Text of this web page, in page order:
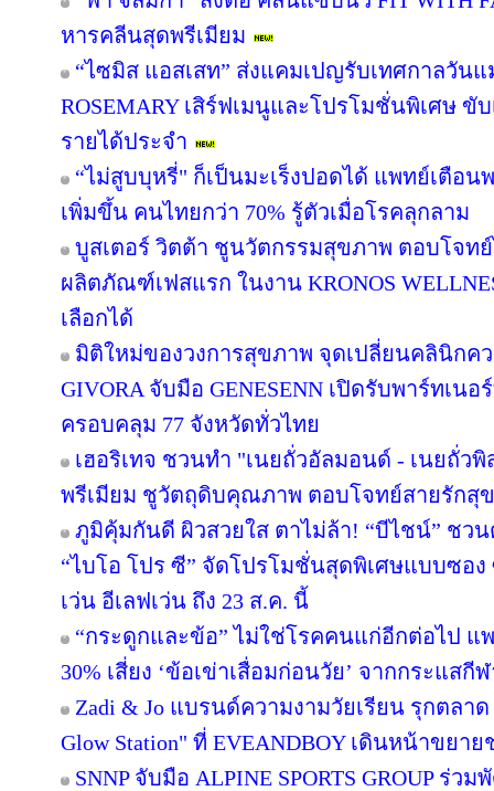
หารคลีนสุดพรีเมียม
“ไซมิส แอสเสท” ส่งแคมเปญรับเทศกาลวันแม่
ROSEMARY เสิร์ฟเมนูและโปรโมชั่นพิเศษ ขั
รายได้ประจำ
“ไม่สูบบุหรี่" ก็เป็นมะเร็งปอดได้ แพทย์เตือ
เพิ่มขึ้น คนไทยกว่า 70% รู้ตัวเมื่อโรคลุกลาม
บูสเตอร์ วิตต้า ชูนวัตกรรมสุขภาพ ตอบโจท
ผลิตภัณฑ์เฟสแรก ในงาน KRONOS
เลือกได้
มิติใหม่ของวงการสุขภาพ จุดเปลี่ยนคลินิกคว
GIVORA จับมือ GENESENN เปิดรับพาร์ทเน
ครอบคลุม 77 จังหวัดทั่วไทย
เฮอริเทจ ชวนทำ "เนยถั่วอัลมอนด์ - เนยถั่ว
พรีเมียม ชูวัตถุดิบคุณภาพ ตอบโจทย์สายรักสุ
ภูมิคุ้มกันดี ผิวสวยใส ตาไม่ล้า! “บีไชน์” ชว
“ไบโอ โปร ซี” จัดโปรโมชั่นสุดพิเศษแบบซอง
เว่น อีเลฟเว่น ถึง 23 ส.ค. นี้
“กระดูกและข้อ” ไม่ใช่โรคคนแก่อีกต่อไป แ
30% เสี่ยง ‘ข้อเข่าเสื่อมก่อนวัย’ จากกระแสกี
Zadi & Jo แบรนด์ความงามวัยเรียน รุกตลาด
Glow Station" ที่ EVEANDBOY เดินหน้าขยา
SNNP จับมือ ALPINE SPORTS GROUP ร่ว